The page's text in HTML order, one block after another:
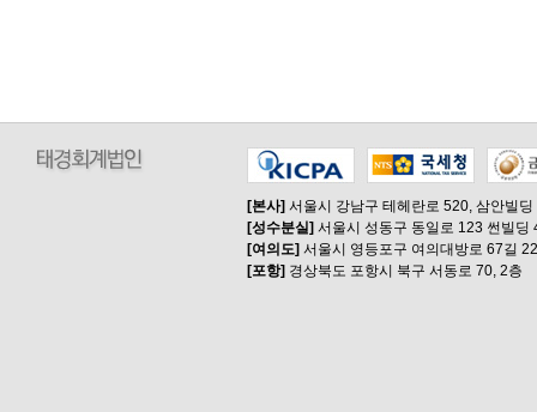
[본사] 서울시 강남구 테헤란로 520, 삼안빌딩
[성수분실] 서울시 성동구 동일로 123 썬빌딩
[여의도] 서울시 영등포구 여의대방로 67길
[포항] 경상북도 포항시 북구 서동로 70, 2층